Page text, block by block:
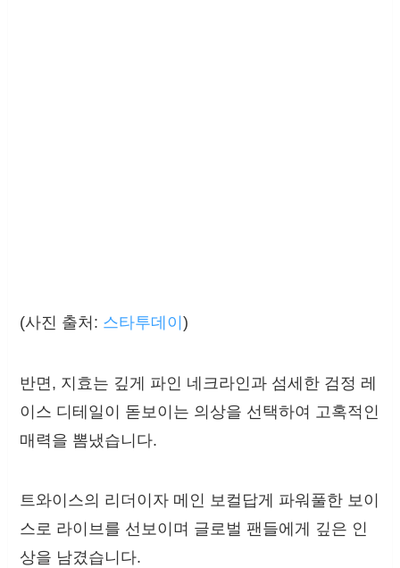
(사진 출처: 스타투데이)
반면, 지효는 깊게 파인 네크라인과 섬세한 검정 레
이스 디테일이 돋보이는 의상을 선택하여 고혹적인
매력을 뽐냈습니다.
트와이스의 리더이자 메인 보컬답게 파워풀한 보이
스로 라이브를 선보이며 글로벌 팬들에게 깊은 인
상을 남겼습니다.